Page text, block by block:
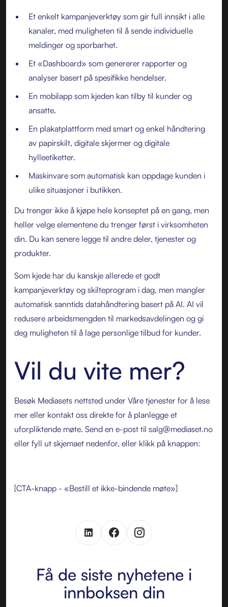
Et enkelt kampanjeverktøy som gir full innsikt i alle
kanaler, med muligheten til å sende individuelle
meldinger og sporbarhet.
Et «Dashboard» som genererer rapporter og
analyser basert på spesifikke hendelser.
En mobilapp som kjeden kan tilby til kunder og
ansatte.
En plakatplattform med smart og enkel håndtering
av papirskilt, digitale skjermer og digitale
hylleetiketter.
Maskinvare som automatisk kan oppdage kunden i
ulike situasjoner i butikken.
Du trenger ikke å kjøpe hele konseptet på en gang, men
heller velge elementene du trenger først i virksomheten
din. Du kan senere legge til andre deler, tjenester og
produkter.
Som kjede har du kanskje allerede et godt
kampanjeverktøy og skilteprogram i dag, men mangler
automatisk sanntids datahåndtering basert på AI. AI vil
redusere arbeidsmengden til markedsavdelingen og gi
deg muligheten til å lage personlige tilbud for kunder.
Vil du vite mer?
Besøk Mediasets nettsted under Våre tjenester for å lese
mer eller kontakt oss direkte for å planlegge et
uforpliktende møte. Send en e-post til salg@mediaset.no
eller fyll ut skjemaet nedenfor, eller klikk på knappen:
[CTA-knapp - «Bestill et ikke-bindende møte»]
Få de siste nyhetene i
innboksen din